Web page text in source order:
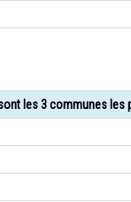
les 3 communes les